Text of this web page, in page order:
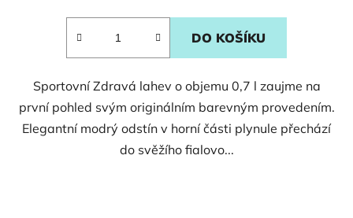
DO KOŠÍKU
Sportovní Zdravá lahev o objemu 0,7 l zaujme na
první pohled svým originálním barevným provedením.
Elegantní modrý odstín v horní části plynule přechází
do svěžího fialovo...